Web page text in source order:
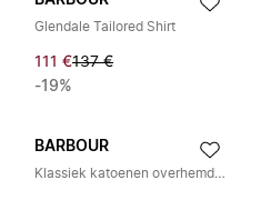
Glendale Tailored Shirt
111 €137 €
-19%
BARBOUR
Klassiek katoenen overhemd met tartanruit